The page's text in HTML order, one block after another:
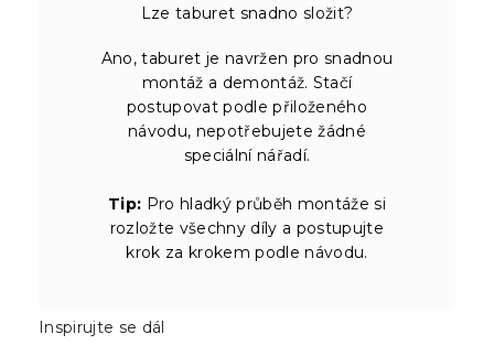
Lze taburet snadno složit?
Ano, taburet je navržen pro snadnou
montáž a demontáž. Stačí
postupovat podle přiloženého
návodu, nepotřebujete žádné
speciální nářadí.
Tip: Pro hladký průběh montáže si
rozložte všechny díly a postupujte
krok za krokem podle návodu.
Inspirujte se dál